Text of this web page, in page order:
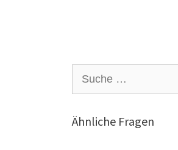
nach:
Ähnliche Fragen